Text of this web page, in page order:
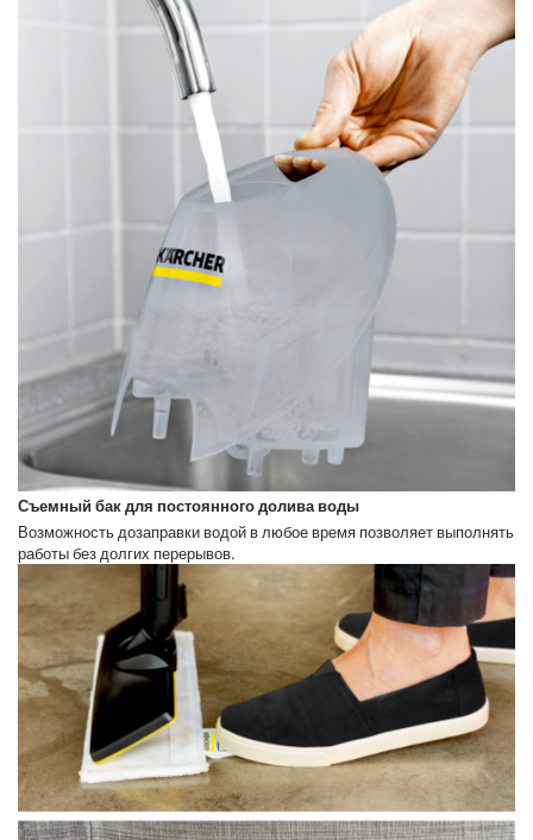
Съемный бак для постоянного долива воды
Возможность дозаправки водой в любое время позволяет выполнять
работы без долгих перерывов.